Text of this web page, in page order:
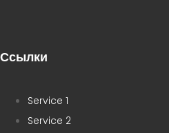
Ссылки
Service 1
Service 2